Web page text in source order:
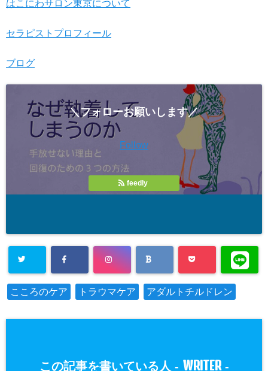
はこにわサロン東京について
セラピストプロフィール
ブログ
＼フォローお願いします／
Follow
feedly
こころのケア トラウマケア アダルトチルドレン
この記事を書いている人 - WRITER-